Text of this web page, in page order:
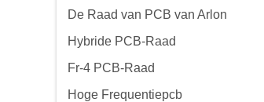
De Raad van PCB van Arlon
Hybride PCB-Raad
Fr-4 PCB-Raad
Hoge Frequentiepcb